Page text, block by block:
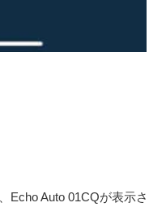
Echo Auto 01CQが表示さ